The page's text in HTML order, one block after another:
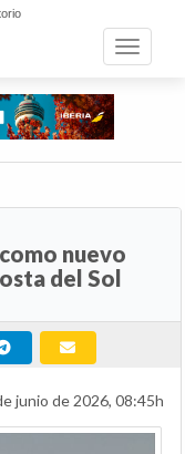
Toggle
nuevo
del Sol
junio de 2026, 08:45h